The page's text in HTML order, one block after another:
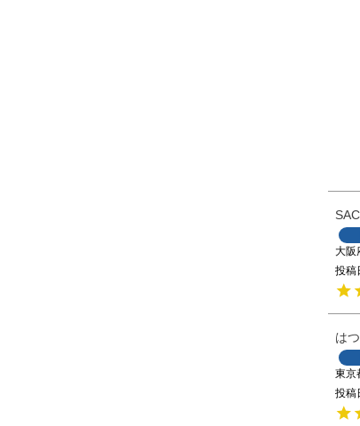
SAC
大阪
投稿
は
東京
投稿